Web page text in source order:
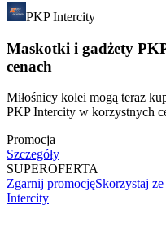
PKP Intercity
Maskotki i gadżety
cenach
Miłośnicy kolei mogą teraz
PKP Intercity w korzystnych
Promocja
Szczegóły
SUPEROFERTA
Zgarnij promocjęSkorzystaj
Intercity